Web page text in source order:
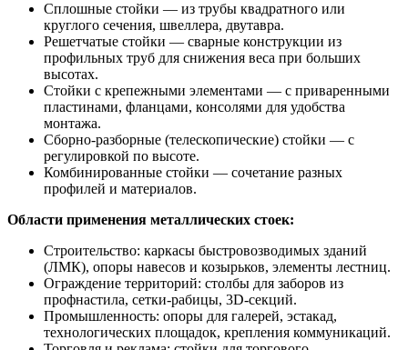
Сплошные стойки — из трубы квадратного или
круглого сечения, швеллера, двутавра.
Решетчатые стойки — сварные конструкции из
профильных труб для снижения веса при больших
высотах.
Стойки с крепежными элементами — с приваренными
пластинами, фланцами, консолями для удобства
монтажа.
Сборно-разборные (телескопические) стойки — с
регулировкой по высоте.
Комбинированные стойки — сочетание разных
профилей и материалов.
Области применения металлических стоек:
Строительство: каркасы быстровозводимых зданий
(ЛМК), опоры навесов и козырьков, элементы лестниц.
Ограждение территорий: столбы для заборов из
профнастила, сетки-рабицы, 3D-секций.
Промышленность: опоры для галерей, эстакад,
технологических площадок, крепления коммуникаций.